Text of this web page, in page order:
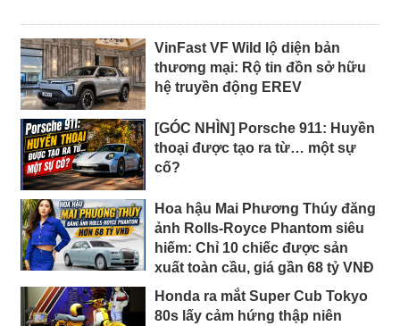
VinFast VF Wild lộ diện bản
thương mại: Rộ tin đồn sở hữu
hệ truyền động EREV
[GÓC NHÌN] Porsche 911: Huyền
thoại được tạo ra từ… một sự
cố?
Hoa hậu Mai Phương Thúy đăng
ảnh Rolls-Royce Phantom siêu
hiếm: Chỉ 10 chiếc được sản
xuất toàn cầu, giá gần 68 tỷ VNĐ
Honda ra mắt Super Cub Tokyo
80s lấy cảm hứng thập niên